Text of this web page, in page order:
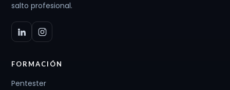
salto profesional.
FORMACIÓN
Pentester